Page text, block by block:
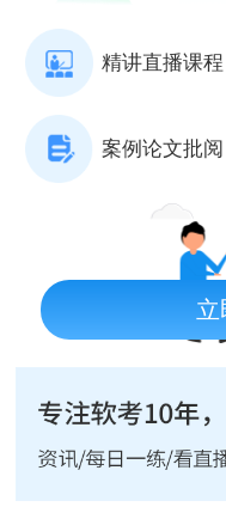
精讲直播课程
案例论文批阅
立